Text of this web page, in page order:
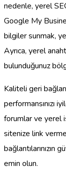
nedenle, yerel
Google My
bilgiler sunmak,
Ayrıca, yerel
bulunduğunuz
Kaliteli geri
performansınızı
forumlar ve yerel
sitenize link
bağlantılarınızın
emin olun.